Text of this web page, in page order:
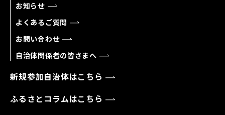
お知らせ
よくあるご質問
お問い合わせ
自治体関係者の皆さまへ
新規参加自治体はこちら
ふるさとコラムはこちら